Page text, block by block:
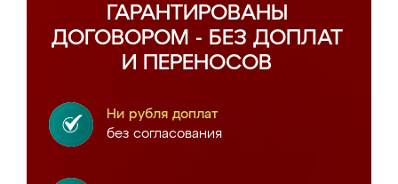
ГАРАНТИРОВАНЫ
ДОГОВОРОМ - БЕЗ ДОПЛАТ
И ПЕРЕНОСОВ
Ни рубля доплат
без согласования